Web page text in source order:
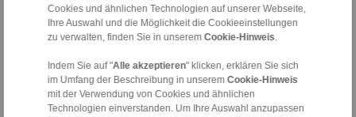
Cookies und ähnlichen Technologien auf unserer Webseite,
Ihre Auswahl und die Möglichkeit die Cookieeinstellungen
zu verwalten, finden Sie in unserem Cookie-Hinweis
Indem Sie auf "Alle akzeptieren" klicken, erklären Sie sich
im Umfang der Beschreibung in unserem Cookie-Hinweis
mit der Verwendung von Cookies und ähnlichen
Technologien einverstanden. Um Ihre Auswahl anzupassen
Home|Kontaktformular|Impressum|Datenschutzerklärung
Allgemeine Verkaufsbedingungen
Hinweisgeberplattform